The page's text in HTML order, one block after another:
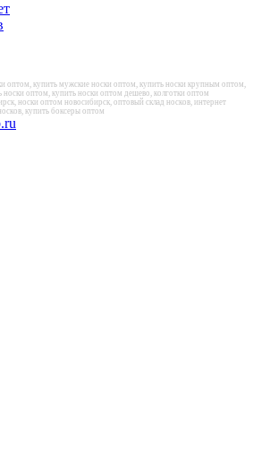
оптом, купить мужские носки оптом, купить носки крупным оптом,
оптом, купить носки оптом дешево, колготки оптом
носки оптом новосибирск, оптовый склад носков, интернет
купить боксеры оптом